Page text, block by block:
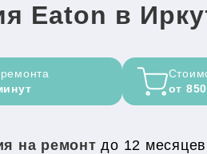
Eaton в
от
на ремонтдо 12 месяцев